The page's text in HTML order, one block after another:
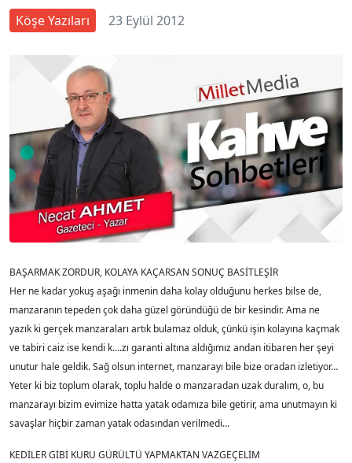
Köşe Yazıları 23 Eylül 2012
BAŞARMAK ZORDUR, KOLAYA KAÇARSAN SONUÇ BASİTLEŞİR
Her ne kadar yokuş aşağı inmenin daha kolay olduğunu herkes bilse de,
manzaranın tepeden çok daha güzel göründüğü de bir kesindir. Ama ne
yazık ki gerçek manzaraları artık bulamaz olduk, çünkü işin kolayına kaçmak
ve tabiri caiz ise kendi k….zı garanti altına aldığımız andan itibaren her şeyi
unutur hale geldik. Sağ olsun internet, manzarayı bile bize oradan izletiyor…
Yeter ki biz toplum olarak, toplu halde o manzaradan uzak duralım, o, bu
manzarayı bizim evimize hatta yatak odamıza bile getirir, ama unutmayın ki
savaşlar hiçbir zaman yatak odasından verilmedi…
KEDİLER GİBİ KURU GÜRÜLTÜ YAPMAKTAN VAZGEÇELİM